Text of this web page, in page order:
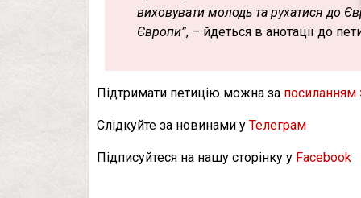
виховувати молодь та рухатися до
Європи”, – йдеться в анотації до
Підтримати петицію можна за посиланням
Слідкуйте за новинами у Телеграм
Підписуйтеся на нашу сторінку у Facebook